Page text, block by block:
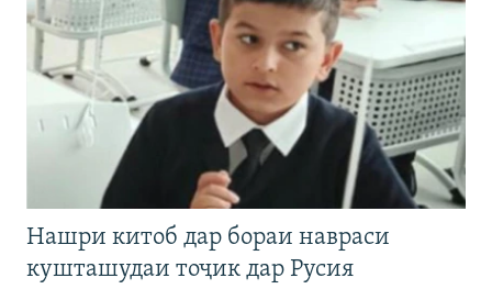
Нашри китоб дар бораи навраси
кушташудаи тоҷик дар Русия